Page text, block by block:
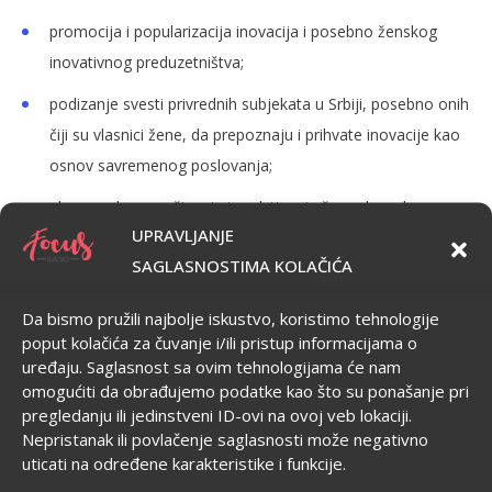
UPRAVLJANJE
SAGLASNOSTIMA KOLAČIĆA
Da bismo pružili najbolje iskustvo, koristimo tehnologije
poput kolačića za čuvanje i/ili pristup informacijama o
uređaju. Saglasnost sa ovim tehnologijama će nam
omogućiti da obrađujemo podatke kao što su ponašanje pri
pregledanju ili jedinstveni ID-ovi na ovoj veb lokaciji.
Nepristanak ili povlačenje saglasnosti može negativno
uticati na određene karakteristike i funkcije.
promocija i popularizacija inovacija i posebno ženskog
inovativnog preduzetništva;
podizanje svesti privrednih subjekata u Srbiji, posebno onih
čiji su vlasnici žene, da prepoznaju i prihvate inovacije kao
osnov savremenog poslovanja;
ekonomsko osnaživanje i podsticanje žena da se bave
preduzetništvom ili da unaprede svoj biznis kroz inovativan
koncept i prihvatanje novih ideja;
doprinos sveukupnom razvoju srpske privrede i lokalnih
zajednica.
Konferenciju organizuje Centar za tranziciju i ljudska prava
„Spektar“ u saradnji sa Kabinetom ministra za inovacije i
tehnološki razvoj.